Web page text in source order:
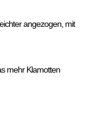
angezogen, mit
mehr Klamotten